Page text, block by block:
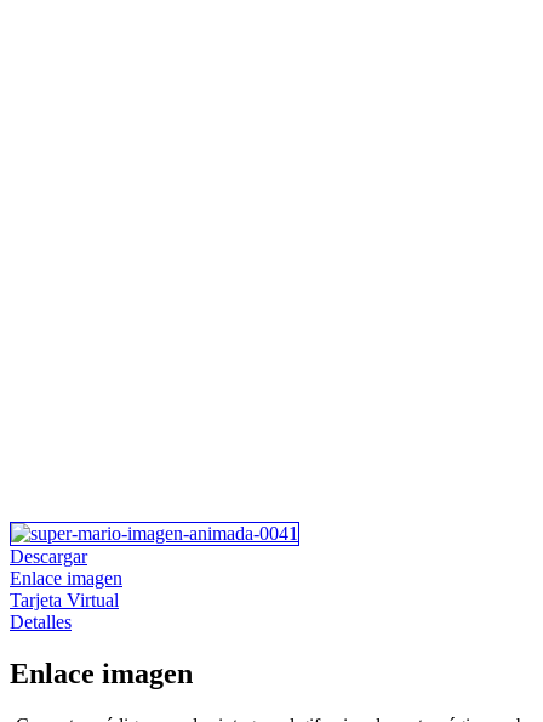
Descargar
Enlace imagen
Tarjeta Virtual
Detalles
Enlace imagen